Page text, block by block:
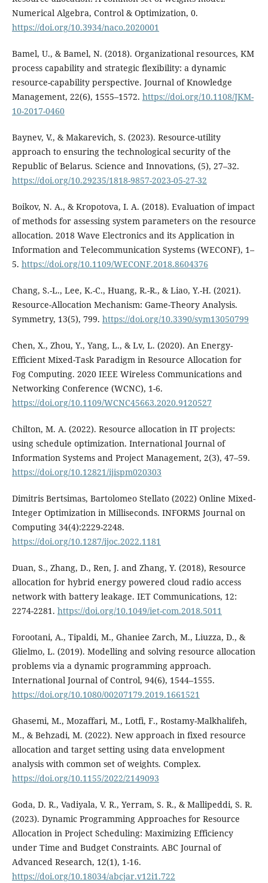
Numerical Algebra, Control & Optimization, 0.
https://doi.org/10.3934/naco.2020001
Bamel, U., & Bamel, N. (2018). Organizational resources, KM
process capability and strategic flexibility: a dynamic
resource-capability perspective. Journal of Knowledge
Management, 22(6), 1555–1572. https://doi.org/10.1108/JKM-
10-2017-0460
Baynev, V., & Makarevich, S. (2023). Resource-utility
approach to ensuring the technological security of the
Republic of Belarus. Science and Innovations, (5), 27–32.
https://doi.org/10.29235/1818-9857-2023-05-27-32
Boikov, N. A., & Kropotova, I. A. (2018). Evaluation of impact
of methods for assessing system parameters on the resource
allocation. 2018 Wave Electronics and its Application in
Information and Telecommunication Systems (WECONF), 1–
5. https://doi.org/10.1109/WECONF.2018.8604376
Chang, S.-L., Lee, K.-C., Huang, R.-R., & Liao, Y.-H. (2021).
Resource-Allocation Mechanism: Game-Theory Analysis.
Symmetry, 13(5), 799. https://doi.org/10.3390/sym13050799
Chen, X., Zhou, Y., Yang, L., & Lv, L. (2020). An Energy-
Efficient Mixed-Task Paradigm in Resource Allocation for
Fog Computing. 2020 IEEE Wireless Communications and
Networking Conference (WCNC), 1-6.
https://doi.org/10.1109/WCNC45663.2020.9120527
Chilton, M. A. (2022). Resource allocation in IT projects:
using schedule optimization. International Journal of
Information Systems and Project Management, 2(3), 47–59.
https://doi.org/10.12821/ijispm020303
Dimitris Bertsimas, Bartolomeo Stellato (2022) Online Mixed-
Integer Optimization in Milliseconds. INFORMS Journal on
Computing 34(4):2229-2248.
https://doi.org/10.1287/ijoc.2022.1181
Duan, S., Zhang, D., Ren, J. and Zhang, Y. (2018), Resource
allocation for hybrid energy powered cloud radio access
network with battery leakage. IET Communications, 12:
2274-2281. https://doi.org/10.1049/iet-com.2018.5011
Forootani, A., Tipaldi, M., Ghaniee Zarch, M., Liuzza, D., &
Glielmo, L. (2019). Modelling and solving resource allocation
problems via a dynamic programming approach.
International Journal of Control, 94(6), 1544–1555.
https://doi.org/10.1080/00207179.2019.1661521
Ghasemi, M., Mozaffari, M., Lotfi, F., Rostamy-Malkhalifeh,
M., & Behzadi, M. (2022). New approach in fixed resource
allocation and target setting using data envelopment
analysis with common set of weights. Complex.
https://doi.org/10.1155/2022/2149093
Goda, D. R., Vadiyala, V. R., Yerram, S. R., & Mallipeddi, S. R.
(2023). Dynamic Programming Approaches for Resource
Allocation in Project Scheduling: Maximizing Efficiency
under Time and Budget Constraints. ABC Journal of
Advanced Research, 12(1), 1-16.
https://doi.org/10.18034/abcjar.v12i1.722